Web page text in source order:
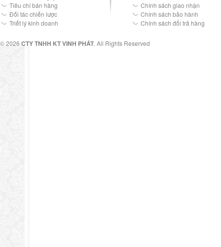
Tiêu chí bán hàng
Đối tác chiến lược
Triết lý kinh doanh
Chính sách giao nhận
Chính sách bảo hành
Chính sách đổi trả hàng
© 2026 CTY TNHH KT VINH PHÁT. All Rights Reserved